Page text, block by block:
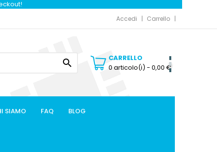
Accedi Carrello

CARRELLO
0 articolo(i) - 0,00 €
SIAMO FAQ BLOG